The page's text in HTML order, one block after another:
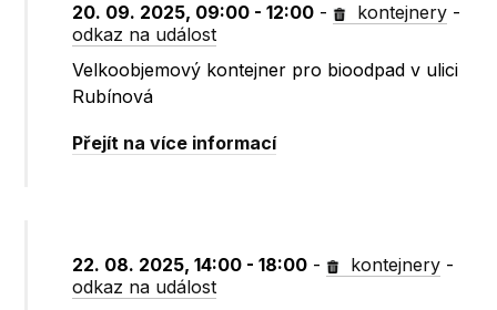
20. 09. 2025, 09:00 - 12:00 - kontejnery -
odkaz na událost
Velkoobjemový kontejner pro bioodpad v ulici
Rubínová
Přejít na více informací
22. 08. 2025, 14:00 - 18:00 - kontejnery -
odkaz na událost